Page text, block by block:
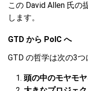
この David Allen 氏の
します。
GTD から PoIC へ
GTD の哲学は次の3つ
頭の中のモヤモ